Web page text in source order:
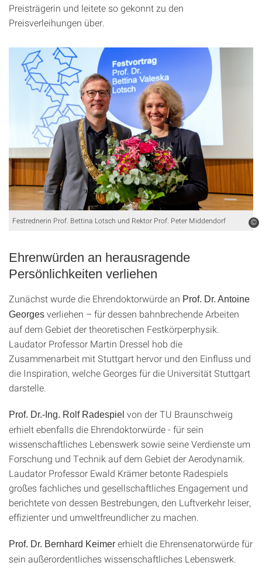
Preisträgerin und leitete so gekonnt zu den
Preisverleihungen über.
©
Festrednerin Prof. Bettina Lotsch und Rektor Prof. Peter Middendorf
Ehrenwürden an herausragende
Persönlichkeiten verliehen
Zunächst wurde die Ehrendoktorwürde an Prof. Dr. Antoine
Georges verliehen – für dessen bahnbrechende Arbeiten
auf dem Gebiet der theoretischen Festkörperphysik.
Laudator Professor Martin Dressel hob die
Zusammenarbeit mit Stuttgart hervor und den Einfluss und
die Inspiration, welche Georges für die Universität Stuttgart
darstelle.
Prof. Dr.-Ing. Rolf Radespiel von der TU Braunschweig
erhielt ebenfalls die Ehrendoktorwürde - für sein
wissenschaftliches Lebenswerk sowie seine Verdienste um
Forschung und Technik auf dem Gebiet der Aerodynamik.
Laudator Professor Ewald Krämer betonte Radespiels
großes fachliches und gesellschaftliches Engagement und
berichtete von dessen Bestrebungen, den Luftverkehr leiser,
effizienter und umweltfreundlicher zu machen.
Prof. Dr. Bernhard Keimer erhielt die Ehrensenatorwürde für
sein außerordentliches wissenschaftliches Lebenswerk.